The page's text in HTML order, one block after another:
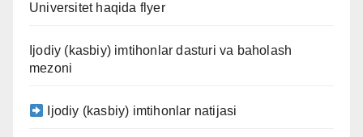
Universitet haqida flyer
Ijodiy (kasbiy) imtihonlar dasturi va baholash
mezoni
Ijodiy (kasbiy) imtihonlar natijasi